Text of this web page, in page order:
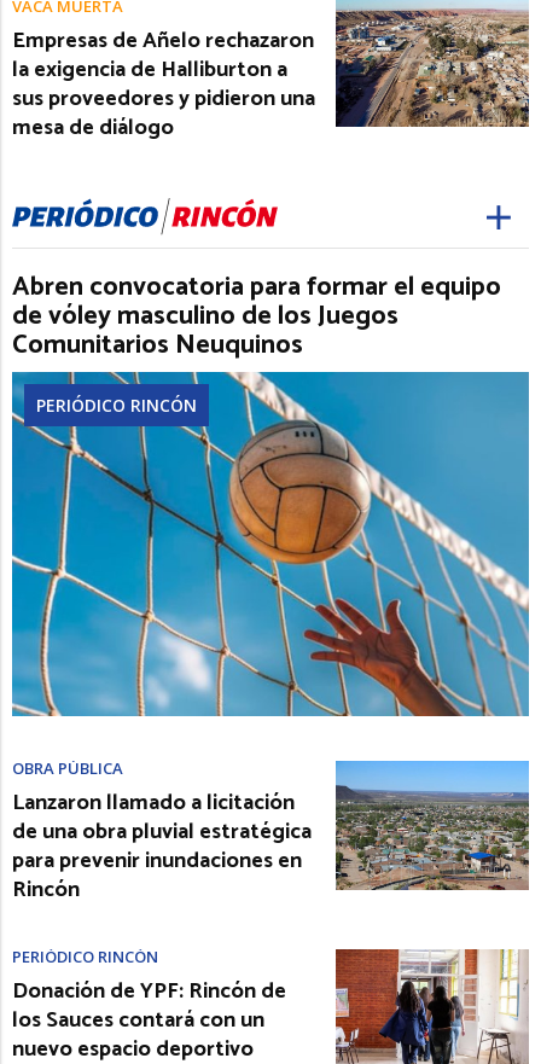
VACA MUERTA
Empresas de Añelo rechazaron
la exigencia de Halliburton a
sus proveedores y pidieron una
mesa de diálogo
Abren convocatoria para formar el equipo
de vóley masculino de los Juegos
Comunitarios Neuquinos
PERIÓDICO RINCÓN
OBRA PÚBLICA
Lanzaron llamado a licitación
de una obra pluvial estratégica
para prevenir inundaciones en
Rincón
PERIÓDICO RINCÓN
Donación de YPF: Rincón de
los Sauces contará con un
nuevo espacio deportivo